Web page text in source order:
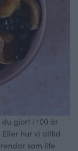
gjort i 100 år
hur vi alltid
som life